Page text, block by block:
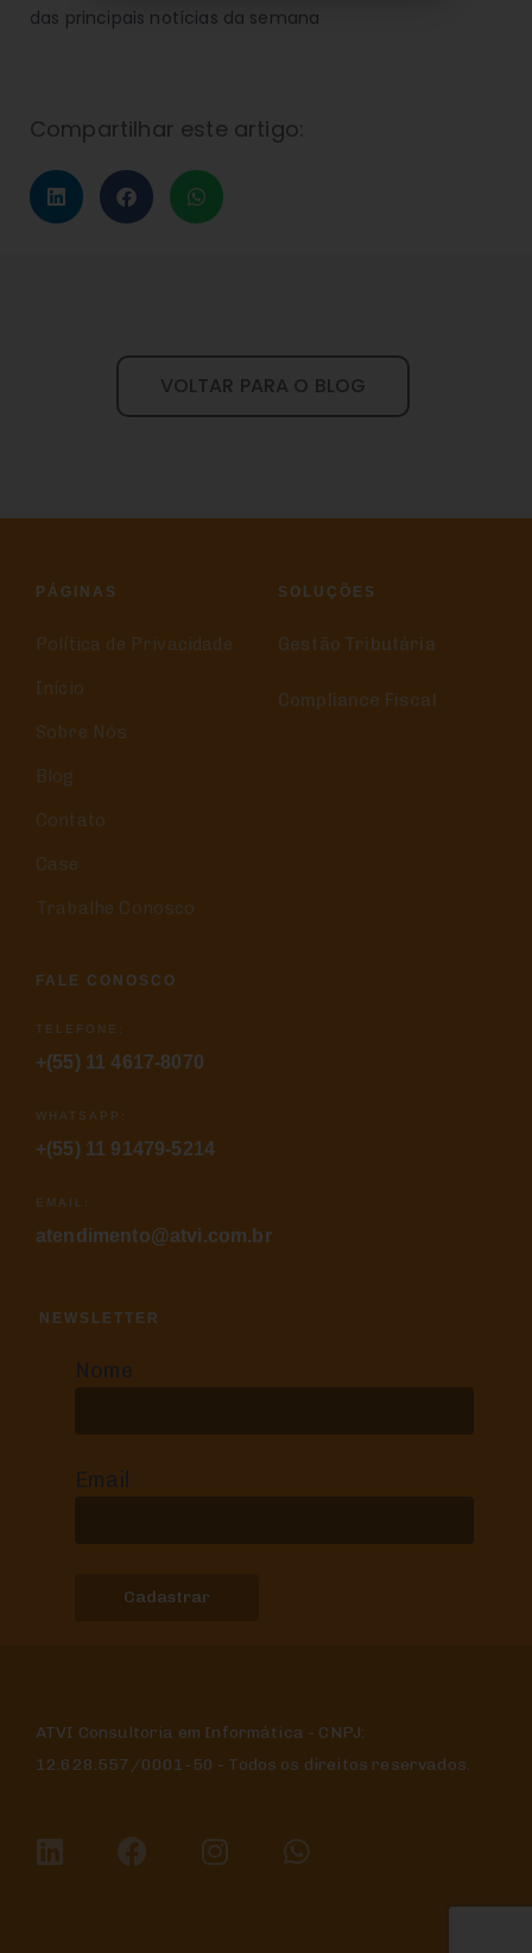
das principais notícias da semana
Compartilhar este artigo:
VOLTAR PARA O BLOG
PÁGINAS
Política de Privacidade
Início
Sobre Nós
Blog
Contato
Case
Trabalhe Conosco
SOLUÇÕES
Gestão Tributária
Compliance Fiscal
FALE CONOSCO
TELEFONE:
+(55) 11 4617-8070
WHATSAPP:
+(55) 11 91479-5214
EMAIL:
atendimento@atvi.com.br
NEWSLETTER
Nome
Email
ATVI Consultoria em Informática - CNPJ:
12.628.557/0001-50 - Todos os direitos reservados.